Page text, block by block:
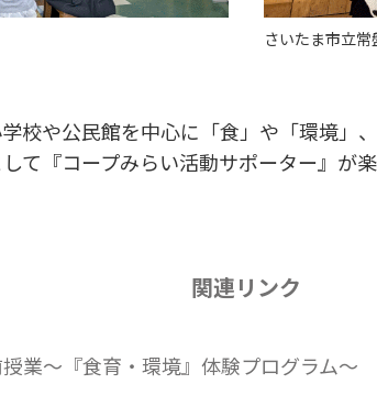
さいたま市立
校や公民館を中心に「食」や「環境」
て『コープみらい活動サポーター』が
関連リンク
授業～『食育・環境』体験プログラム